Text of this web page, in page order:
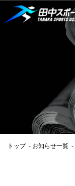
トップ お知らせ一覧